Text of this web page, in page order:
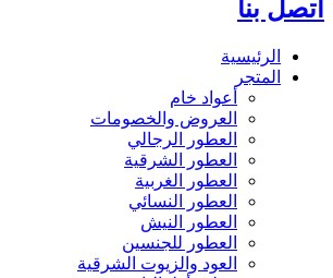
اتصل بنا
الرئيسية
المتجر
أعواد خام
العروض والخصومات
العطور الرجالي
العطور الشرقية
العطور الغربية
العطور النسائي
العطور النيش
العطور للجنسين
العود والزيوت الشرقية